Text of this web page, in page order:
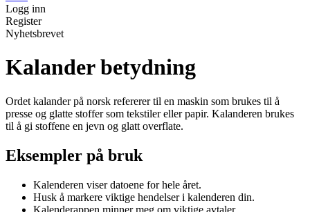
Logg inn
Register
Nyhetsbrevet
Kalander betydning
Ordet kalander på norsk refererer til en maskin som brukes til å
presse og glatte stoffer som tekstiler eller papir. Kalanderen brukes
til å gi stoffene en jevn og glatt overflate.
Eksempler på bruk
Kalenderen viser datoene for hele året.
Husk å markere viktige hendelser i kalenderen din.
Kalenderappen minner meg om viktige avtaler.